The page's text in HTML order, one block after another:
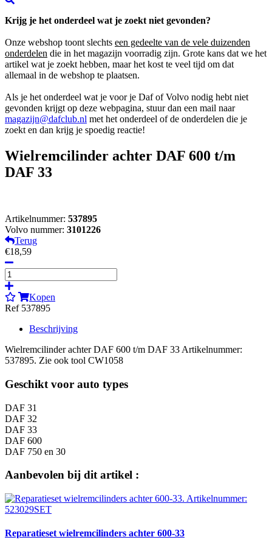
Krijg je het onderdeel wat je zoekt niet gevonden?
Onze webshop toont slechts een gedeelte van de vele duizenden
onderdelen die in het magazijn voorradig zijn. Grote kans dat we het
artikel wat je zoekt hebben, maar het kost te veel tijd om dat
allemaal in de webshop te plaatsen.
Als je het onderdeel wat je voor je Daf of Volvo nodig hebt niet
gevonden krijgt op deze webpagina, stuur dan een mail naar
magazijn@dafclub.nl met het onderdeel of de onderdelen die je
zoekt en dan krijg je spoedig reactie!
Wielremcilinder achter DAF 600 t/m
DAF 33
Artikelnummer: 537895
Volvo nummer: 3101226
Terug
€18,59
Kopen
Ref 537895
Beschrijving
Wielremcilinder achter DAF 600 t/m DAF 33 Artikelnummer:
537895. Zie ook tool CW1058
Geschikt voor auto types
DAF 31
DAF 32
DAF 33
DAF 600
DAF 750 en 30
Aanbevolen bij dit artikel :
Reparatieset wielremcilinders achter 600-33